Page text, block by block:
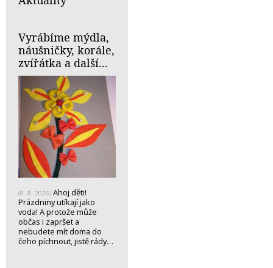
Vyrábíme mýdla,
náušničky, korále,
zvířátka a další...
(8. 8. 2026) Ahoj děti!
Prázdniny utíkají jako
voda! A protože může
občas i zapršet a
nebudete mít doma do
čeho píchnout, jistě rády…